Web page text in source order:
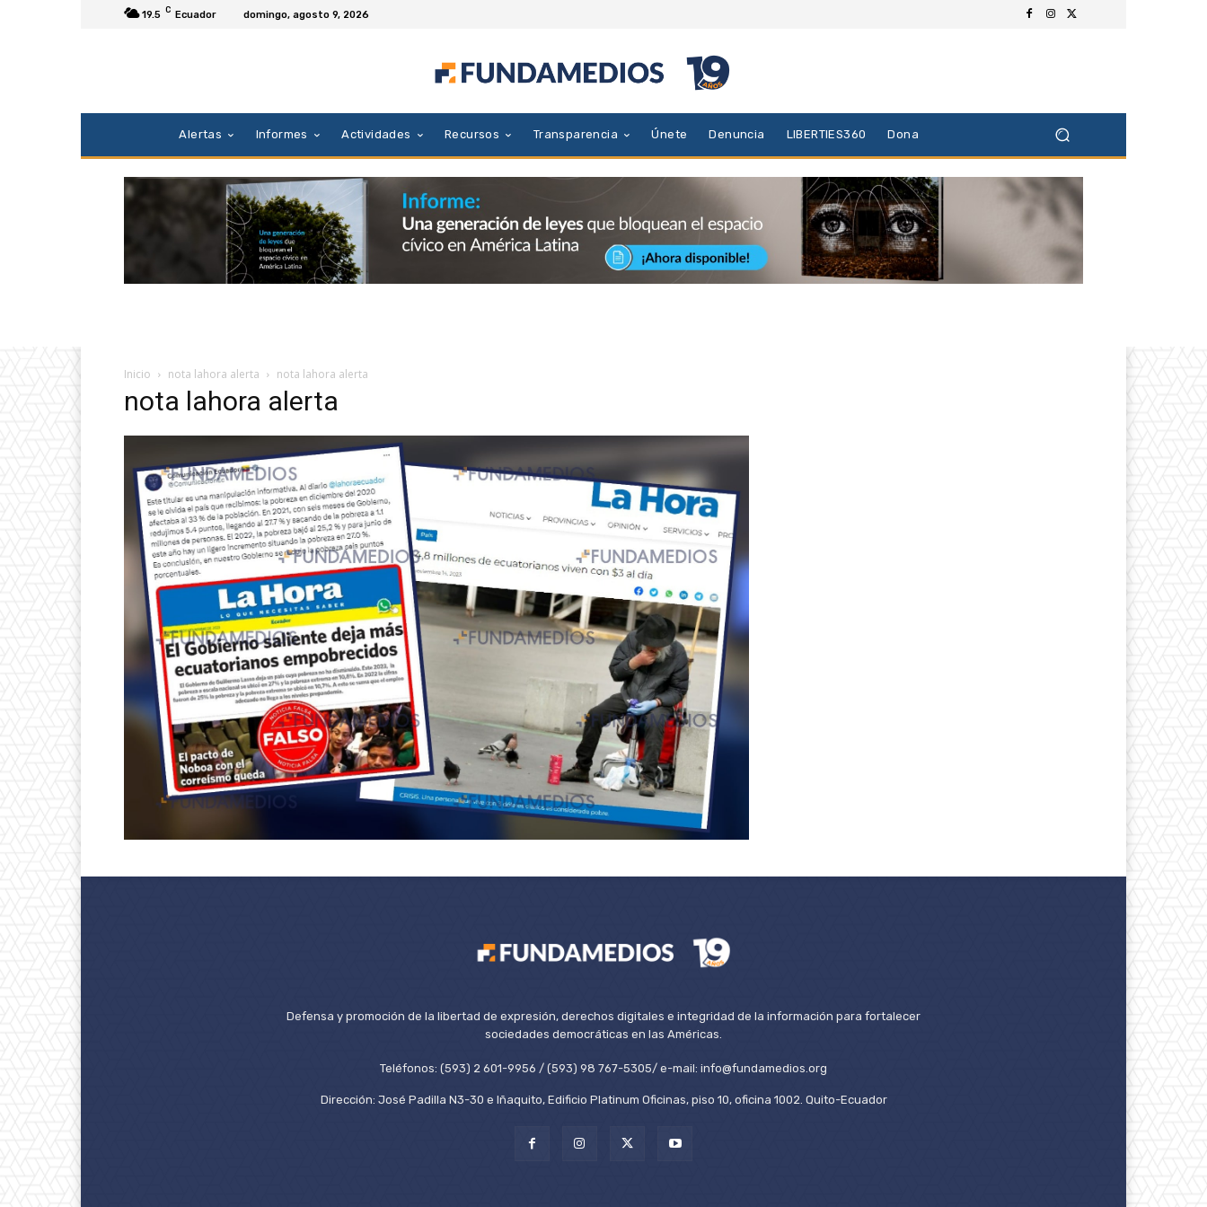
19.5 C Ecuador domingo, agosto 9, 2026
Alertas Informes Actividades Recursos Transparencia Únete Denuncia LIBERTIES360 Dona
Inicio nota lahora alerta nota lahora alerta
nota lahora alerta
Defensa y promoción de la libertad de expresión, derechos digitales e integridad de la información para fortalecer
sociedades democráticas en las Américas.
Teléfonos: (593) 2 601-9956 / (593) 98 767-5305/ e-mail: info@fundamedios.org
Dirección: José Padilla N3-30 e Iñaquito, Edificio Platinum Oficinas, piso 10, oficina 1002. Quito-Ecuador